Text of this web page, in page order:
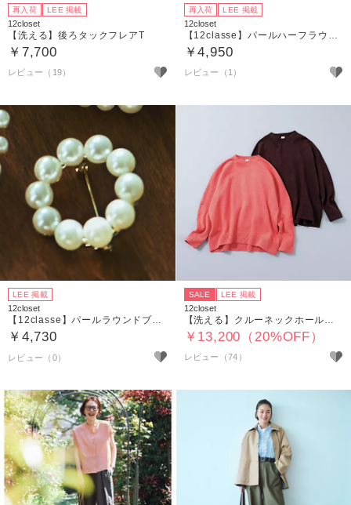
再入荷 LEE 掲載
12closet
【洗える】後ろタックフレアT
￥7,700
レビュー（19）
再入荷 LEE 掲載
12closet
【12classe】パールハーフラウンドブローチ
￥4,950
レビュー（1）
LEE 掲載
12closet
￥4,730
SALE LEE 掲載
12closet
￥13,200（20%OFF）
レビュー（74）